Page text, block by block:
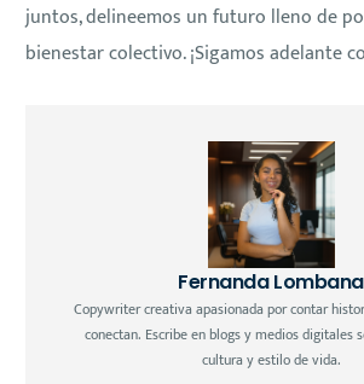
juntos, delineemos un futuro lleno de
bienestar colectivo. ¡Sigamos adelante
Fernanda Lombana
Copywriter creativa apasionada por contar
conectan. Escribe en blogs y medios digitales
cultura y estilo de vida.